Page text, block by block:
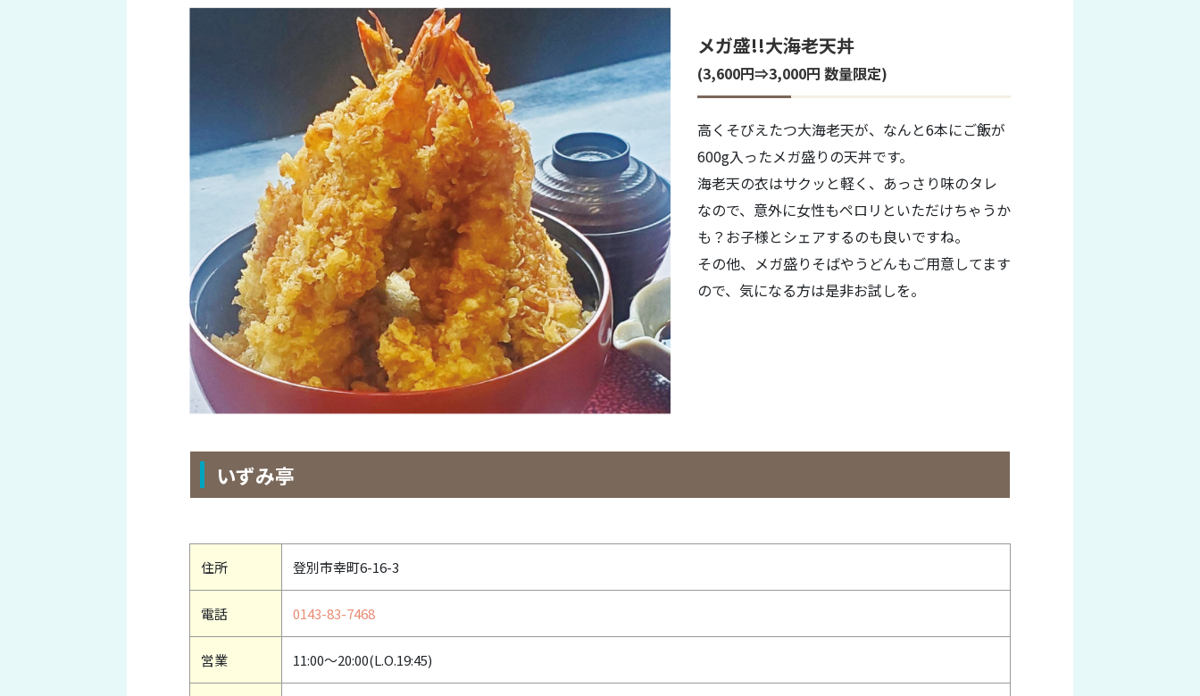
メガ盛!!大海老天丼
(3,600円⇒3,000円 数量限定)
高くそびえたつ大海老天が、なんと6本にご飯が
600g入ったメガ盛りの天丼です。
海老天の衣はサクッと軽く、あっさり味のタレ
なので、意外に女性もペロリといただけちゃうか
も？お子様とシェアするのも良いですね。
その他、メガ盛りそばやうどんもご用意してます
ので、気になる方は是非お試しを。
いずみ亭
住所 登別市幸町6-16-3
電話 0143-83-7468
営業 11:00～20:00(L.O.19:45)